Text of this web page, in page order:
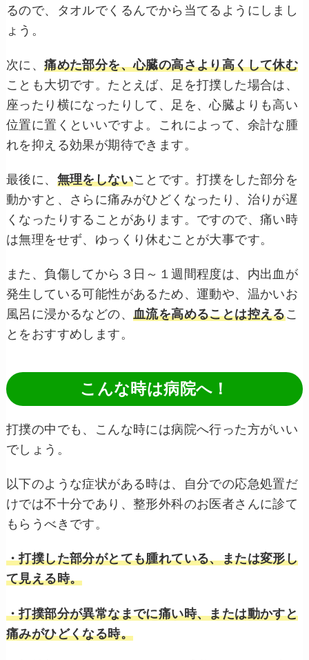
るので、タオルでくるんでから当てるようにしまし
ょう。
次に、痛めた部分を、心臓の高さより高くして休む
ことも大切です。たとえば、足を打撲した場合は、
座ったり横になったりして、足を、心臓よりも高い
位置に置くといいですよ。これによって、余計な腫
れを抑える効果が期待できます。
最後に、 無理をしないことです。打撲をした部分を
動かすと、さらに痛みがひどくなったり、治りが遅
くなったりすることがあります。ですので、痛い時
は無理をせず、ゆっくり休むことが大事です。
また、負傷してから３日～１週間程度は、内出血が
発生している可能性があるため、運動や、温かいお
風呂に浸かるなどの、 血流を高めることは控えるこ
とをおすすめします。
こんな時は病院へ！
打撲の中でも、こんな時には病院へ行った方がいい
でしょう。
以下のような症状がある時は、自分での応急処置だ
けでは不十分であり、整形外科のお医者さんに診て
もらうべきです。
・打撲した部分がとても腫れている、または変形し
て見える時。
・打撲部分が異常なまでに痛い時、または動かすと
痛みがひどくなる時。